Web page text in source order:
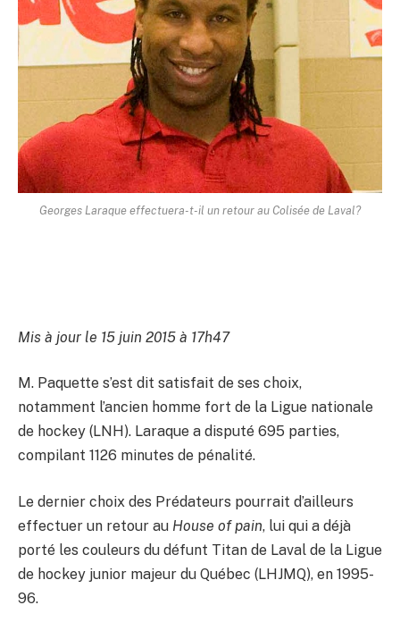
Georges Laraque effectuera-t-il un retour au Colisée de Laval?
Mis à jour le 15 juin 2015 à 17h47
M. Paquette s’est dit satisfait de ses choix,
notamment l’ancien homme fort de la Ligue nationale
de hockey (LNH). Laraque a disputé 695 parties,
compilant 1126 minutes de pénalité.
Le dernier choix des Prédateurs pourrait d’ailleurs
effectuer un retour au House of pain, lui qui a déjà
porté les couleurs du défunt Titan de Laval de la Ligue
de hockey junior majeur du Québec (LHJMQ), en 1995-
96.